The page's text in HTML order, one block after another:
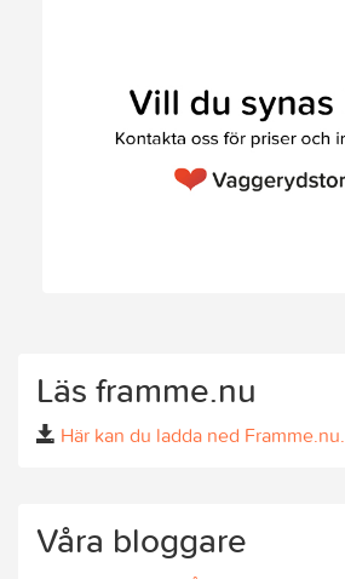
Läs framme.nu
Här kan du ladda ned Framme.nu.
Våra bloggare